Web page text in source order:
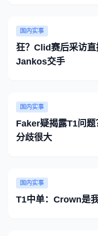
国内实事
狂？Clid赛后采访
Jankos交手
国内实事
Faker疑揭露T1问
分歧很大
国内实事
T1中单：Crown是